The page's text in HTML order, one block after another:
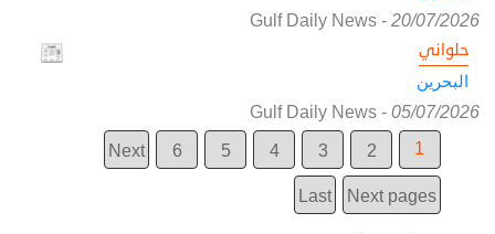
Gulf Daily News- 20/07/2026
حلواني
البحرين
Gulf Daily News- 05/07/2026
1
2
3
4
5
6
Next
Next pages
Last